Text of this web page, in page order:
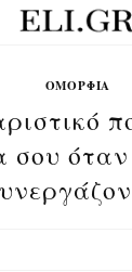
ΟΜΟΡΦΙΆ
σου